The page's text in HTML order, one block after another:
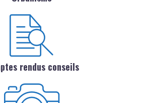
rendus conseils